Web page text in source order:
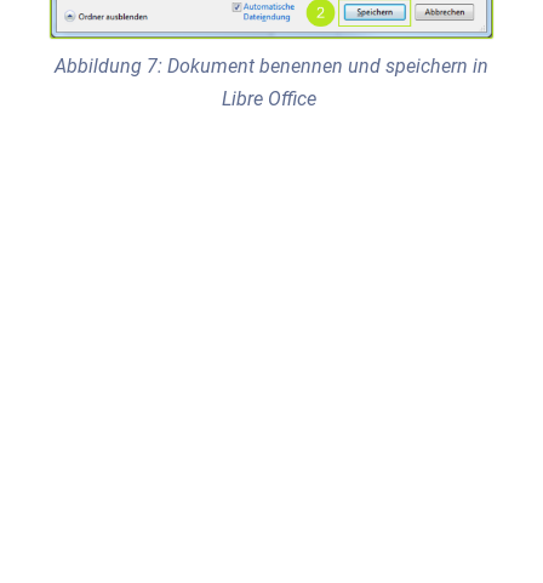
Abbildung 7: Dokument benennen und speichern in
Libre Office